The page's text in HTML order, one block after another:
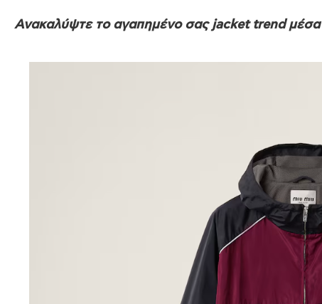
Ανακαλύψτε το αγαπημένο σας jacket trend μέσα